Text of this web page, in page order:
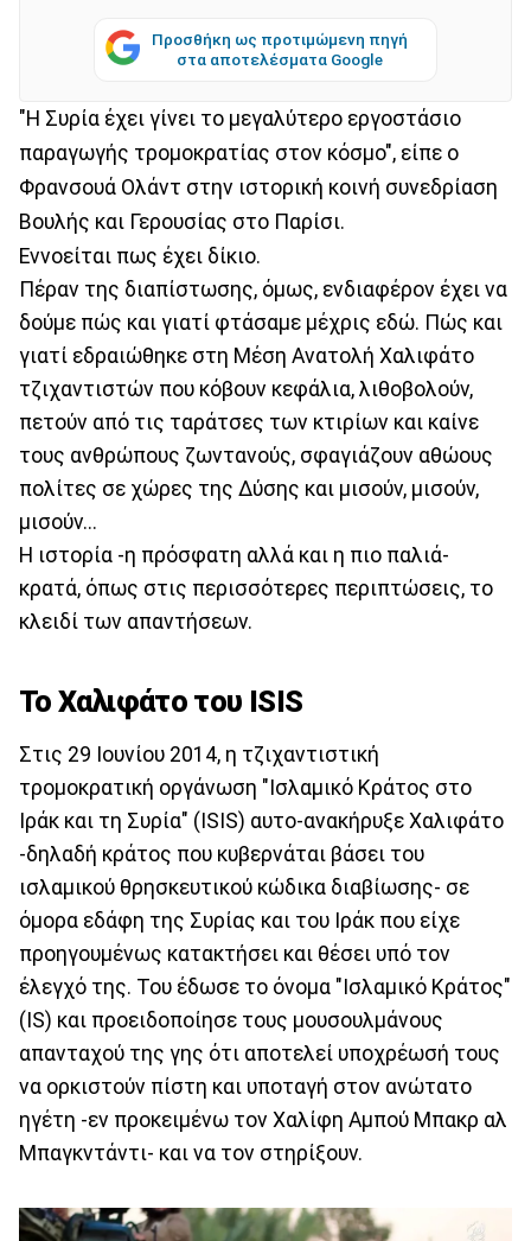
Προσθήκη ως προτιμώμενη πηγή
στα αποτελέσματα Google
"Η Συρία έχει γίνει το μεγαλύτερο εργοστάσιο
παραγωγής τρομοκρατίας στον κόσμο", είπε ο
Φρανσουά Ολάντ στην ιστορική κοινή συνεδρίαση
Βουλής και Γερουσίας στο Παρίσι.
Εννοείται πως έχει δίκιο.
Πέραν της διαπίστωσης, όμως, ενδιαφέρον έχει να
δούμε πώς και γιατί φτάσαμε μέχρις εδώ. Πώς και
γιατί εδραιώθηκε στη Μέση Ανατολή Χαλιφάτο
τζιχαντιστών που κόβουν κεφάλια, λιθοβολούν,
πετούν από τις ταράτσες των κτιρίων και καίνε
τους ανθρώπους ζωντανούς, σφαγιάζουν αθώους
πολίτες σε χώρες της Δύσης και μισούν, μισούν,
μισούν...
Η ιστορία -η πρόσφατη αλλά και η πιο παλιά-
κρατά, όπως στις περισσότερες περιπτώσεις, το
κλειδί των απαντήσεων.
Το Χαλιφάτο του ISIS
Στις 29 Ιουνίου 2014, η τζιχαντιστική
τρομοκρατική οργάνωση "Ισλαμικό Κράτος στο
Ιράκ και τη Συρία" (ISIS) αυτο-ανακήρυξε Χαλιφάτο
-δηλαδή κράτος που κυβερνάται βάσει του
ισλαμικού θρησκευτικού κώδικα διαβίωσης- σε
όμορα εδάφη της Συρίας και του Ιράκ που είχε
προηγουμένως κατακτήσει και θέσει υπό τον
έλεγχό της. Του έδωσε το όνομα "Ισλαμικό Κράτος"
(IS) και προειδοποίησε τους μουσουλμάνους
απανταχού της γης ότι αποτελεί υποχρέωσή τους
να ορκιστούν πίστη και υποταγή στον ανώτατο
ηγέτη -εν προκειμένω τον Χαλίφη Αμπού Μπακρ αλ
Μπαγκντάντι- και να τον στηρίξουν.